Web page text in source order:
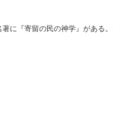
に『寄留の民の神学』がある